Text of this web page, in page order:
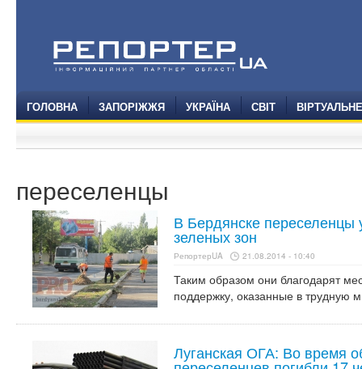
ГОЛОВНА ЗАПОРІЖЖЯ УКРАЇНА СВІТ
переселенцы
В Бердянске переселенцы
зеленых зон
РепортерUA 21.08.2014 - 10:40
Таким образом они благодарят
поддержку, оказанные в трудную
Луганская ОГА: Во время